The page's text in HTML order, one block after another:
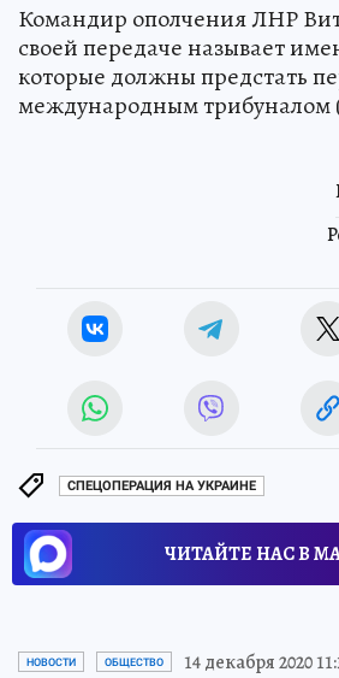
Командир ополчения ЛНР
своей передаче называет
которые должны предстать
международным трибуналом
СПЕЦОПЕРАЦИЯ НА УКРАИНЕ
ЧИТАЙТЕ НАС В
НОВОСТИ ОБЩЕСТВО 14 декабря 2020